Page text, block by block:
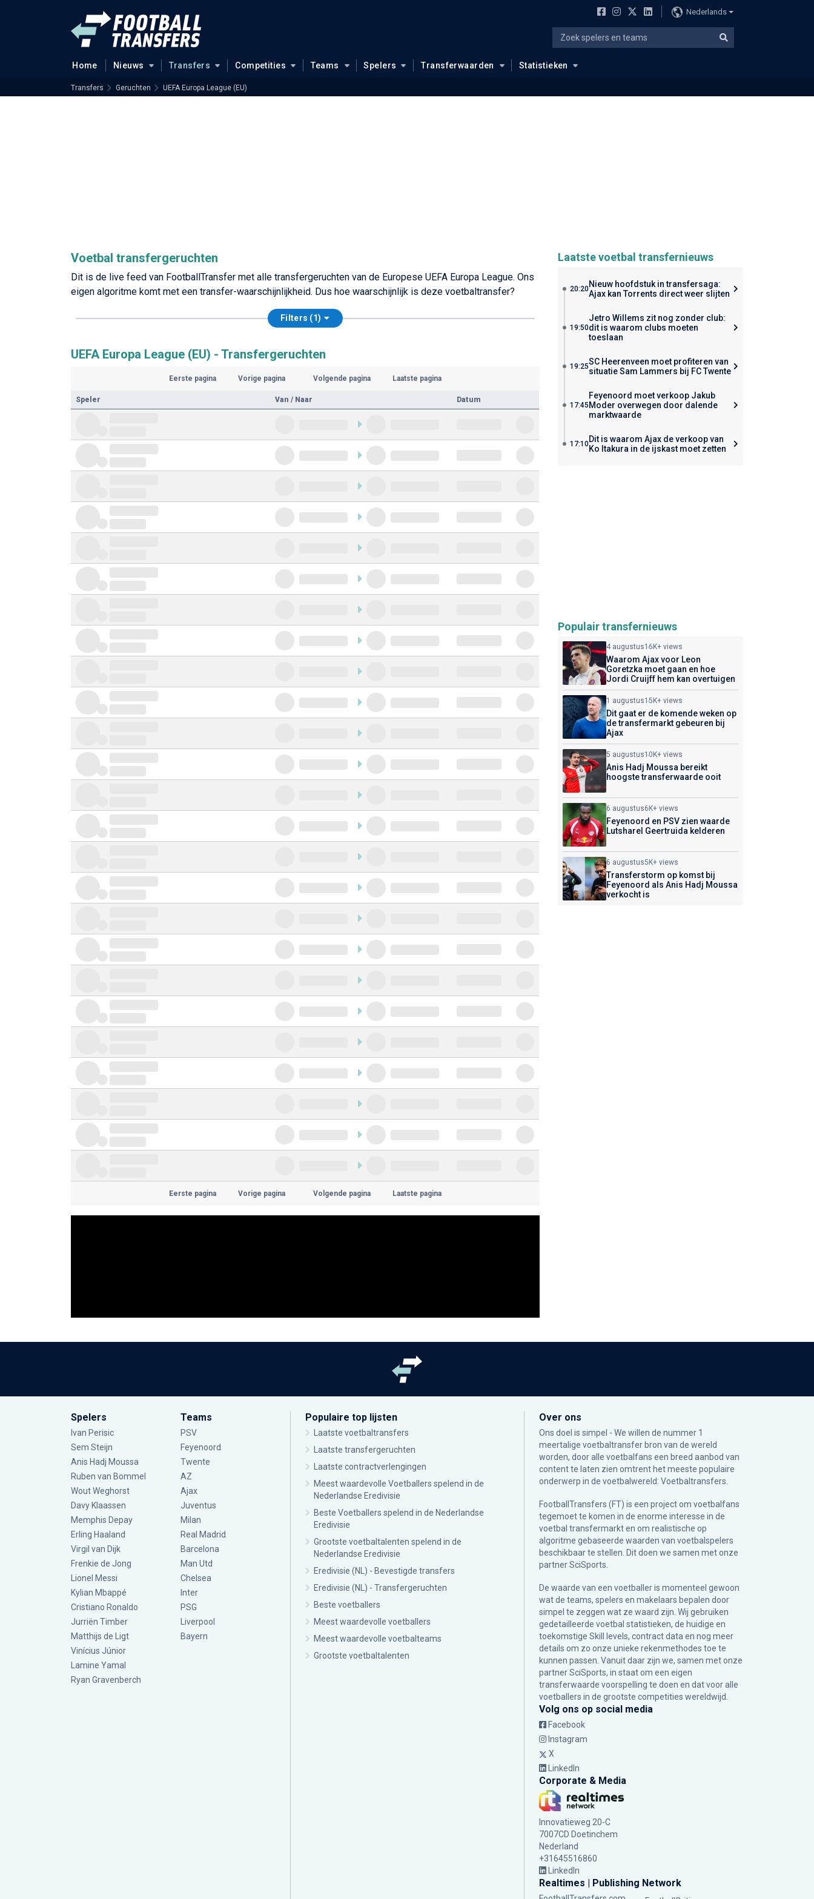
Nederlands
Home Nieuws Transfers Competities Teams Spelers Transferwaarden Statistieken
Transfers Geruchten UEFA Europa League (EU)
Voetbal transfergeruchten
Dit is de live feed van FootballTransfer met alle transfergeruchten van de Europese UEFA Europa League. Ons
eigen algoritme komt met een transfer-waarschijnlijkheid. Dus hoe waarschijnlijk is deze voetbaltransfer?
Filters (1)
UEFA Europa League (EU) - Transfergeruchten
Eerste pagina Vorige pagina Volgende pagina Laatste pagina
Speler Van / Naar Datum
Eerste pagina Vorige pagina Volgende pagina Laatste pagina
Laatste voetbal transfernieuws
20:20Nieuw hoofdstuk in transfersaga:
Ajax kan Torrents direct weer slijten
19:50
Jetro Willems zit nog zonder club:
dit is waarom clubs moeten
toeslaan
19:25SC Heerenveen moet profiteren van
situatie Sam Lammers bij FC Twente
17:45
Feyenoord moet verkoop Jakub
Moder overwegen door dalende
marktwaarde
17:10Dit is waarom Ajax de verkoop van
Ko Itakura in de ijskast moet zetten
Populair transfernieuws
4 augustus16K+ views
Waarom Ajax voor Leon
Goretzka moet gaan en hoe
Jordi Cruijff hem kan overtuigen
1 augustus15K+ views
Dit gaat er de komende weken op
de transfermarkt gebeuren bij
Ajax
5 augustus10K+ views
Anis Hadj Moussa bereikt
hoogste transferwaarde ooit
6 augustus6K+ views
Feyenoord en PSV zien waarde
Lutsharel Geertruida kelderen
6 augustus5K+ views
Transferstorm op komst bij
Feyenoord als Anis Hadj Moussa
verkocht is
Spelers
Ivan Perisic
Sem Steijn
Anis Hadj Moussa
Ruben van Bommel
Wout Weghorst
Davy Klaassen
Memphis Depay
Erling Haaland
Virgil van Dijk
Frenkie de Jong
Lionel Messi
Kylian Mbappé
Cristiano Ronaldo
Jurriën Timber
Matthijs de Ligt
Vinícius Júnior
Lamine Yamal
Ryan Gravenberch
Teams
PSV
Feyenoord
Twente
AZ
Ajax
Juventus
Milan
Real Madrid
Barcelona
Man Utd
Chelsea
Inter
PSG
Liverpool
Bayern
Populaire top lijsten
Laatste voetbaltransfers
Laatste transfergeruchten
Laatste contractverlengingen
Meest waardevolle Voetballers spelend in de
Nederlandse Eredivisie
Beste Voetballers spelend in de Nederlandse
Eredivisie
Grootste voetbaltalenten spelend in de
Nederlandse Eredivisie
Eredivisie (NL) - Bevestigde transfers
Eredivisie (NL) - Transfergeruchten
Beste voetballers
Meest waardevolle voetballers
Meest waardevolle voetbalteams
Grootste voetbaltalenten
Over ons
Ons doel is simpel - We willen de nummer 1
meertalige voetbaltransfer bron van de wereld
worden, door alle voetbalfans een breed aanbod van
content te laten zien omtrent het meeste populaire
onderwerp in de voetbalwereld: Voetbaltransfers.
FootballTransfers (FT) is een project om voetbalfans
tegemoet te komen in de enorme interesse in de
voetbal transfermarkt en om realistische op
algoritme gebaseerde waarden van voetbalspelers
beschikbaar te stellen. Dit doen we samen met onze
partnerSciSports
De waarde van een voetballer is momenteel gewoon
wat de teams, spelers en makelaars bepalen door
simpel te zeggen wat ze waard zijn. Wij gebruiken
gedetailleerde voetbal statistieken, de huidige en
toekomstige Skill levels, contract data en nog meer
details om zo onze unieke rekenmethodes toe te
kunnen passen. Vanuit daar zijn we, samen met onze
partner SciSports, in staat om een eigen
transferwaarde voorspelling te doen en dat voor alle
voetballers in de grootste competities wereldwijd.
Volg ons op social media
Facebook
Instagram
X
LinkedIn
Corporate & Media
Innovatieweg 20-C
7007CD Doetinchem
Nederland
+31645516860
LinkedIn
Realtimes | Publishing Network